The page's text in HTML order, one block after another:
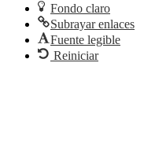
Fondo claro
Subrayar enlaces
Fuente legible
Reiniciar